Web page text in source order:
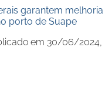
garantem melhoria
porto de Suape
em 30/06/2024,